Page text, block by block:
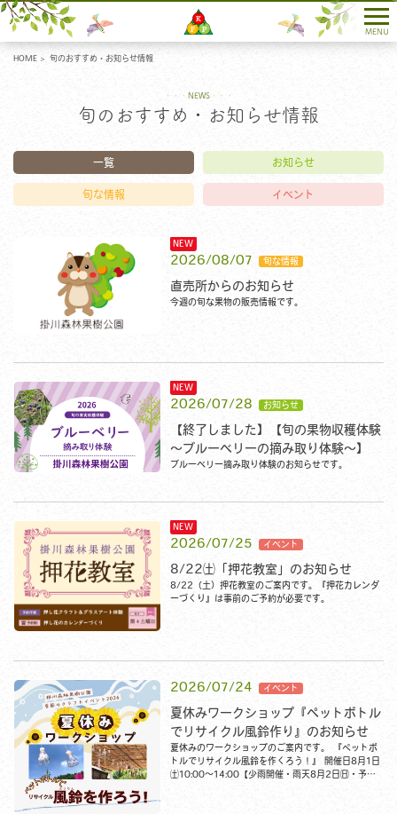
MENU
各種お問い合わせ
HOME 旬のおすすめ・お知らせ情報
NEWS
旬のおすすめ・お知らせ情報
一覧 お知らせ
旬な情報 イベント
2026/08/07
直売所からのお知らせ
今週の旬な果物の販売情報です。
2026/07/28
【終了しました】【旬の果物収穫体験
～ブルーベリーの摘み取り体験～】
ブルーベリー摘み取り体験のお知らせです。
2026/07/25
8/22㈯「押花教室」のお知らせ
8/22（土）押花教室のご案内です。『押花カレンダ
ーづくり』は事前のご予約が必要です。
2026/07/24
夏休みワークショップ『ペットボトル
でリサイクル風鈴作り』のお知らせ
夏休みのワークショップのご案内です。 『ペットボ
トルでリサイクル風鈴を作くろう！』 開催日8月1日
㈯10:00～14:00【少雨開催・雨天8月2日㈰・予約